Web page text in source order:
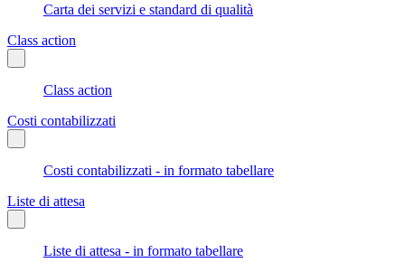
Carta dei servizi e standard di qualità
Class action
Class action
Costi contabilizzati
Costi contabilizzati - in formato tabellare
Liste di attesa
Liste di attesa - in formato tabellare